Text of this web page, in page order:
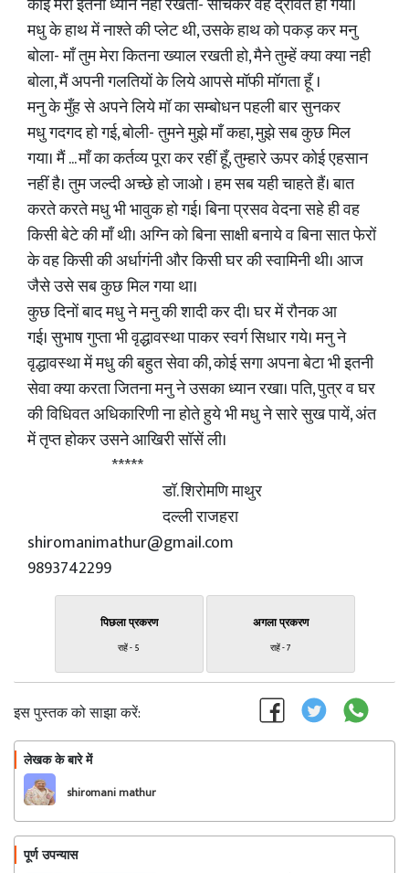
कोई मेरा इतना ध्यान नहीं रखता- सोचकर वह द्रवित हो गया।
मधु के हाथ में नाश्ते की प्लेट थी, उसके हाथ को पकड़ कर मनु
बोला- माँ तुम मेरा कितना ख्याल रखती हो, मैने तुम्हें क्या क्या नही
बोला, मैं अपनी गलतियों के लिये आपसे मॉफी मॉगता हूँ ।
मनु के मुँह से अपने लिये मॉ का सम्बोधन पहली बार सुनकर
मधु गदगद हो गई, बोली- तुमने मुझे माँ कहा, मुझे सब कुछ मिल
गया। मैं ... माँ का कर्तव्य पूरा कर रहीं हूँ, तुम्हारे ऊपर कोई एहसान
नहीं है। तुम जल्दी अच्छे हो जाओ । हम सब यही चाहते हैं। बात
करते करते मधु भी भावुक हो गई। बिना प्रसव वेदना सहे ही वह
किसी बेटे की माँ थी। अग्नि को बिना साक्षी बनाये व बिना सात फेरों
के वह किसी की अर्धागंनी और किसी घर की स्वामिनी थी। आज
जैसे उसे सब कुछ मिल गया था।
कुछ दिनों बाद मधु ने मनु की शादी कर दी। घर में रौनक आ
गई। सुभाष गुप्ता भी वृद्धावस्था पाकर स्वर्ग सिधार गये। मनु ने
वृद्धावस्था में मधु की बहुत सेवा की, कोई सगा अपना बेटा भी इतनी
सेवा क्या करता जितना मनु ने उसका ध्यान रखा। पति, पुत्र व घर
की विधिवत अधिकारिणी ना होते हुये भी मधु ने सारे सुख पायें, अंत
में तृप्त होकर उसने आखिरी सॉसें ली।
*****
डॉ. शिरोमणि माथुर
दल्ली राजहरा
shiromanimathur@gmail.com
9893742299
पिछला प्रकरण
राहें - 5
अगला प्रकरण
राहें - 7
इस पुस्तक को साझा करें:
लेखक के बारे में
shiromani mathur
पूर्ण उपन्यास